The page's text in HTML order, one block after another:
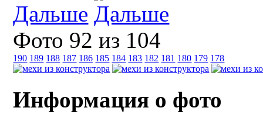
Дальше
Фото 92 из 104
190 189 188 187 186 185 184 183 182 181 180 179 178
Информация о фото